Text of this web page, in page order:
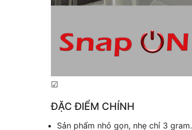
☑
ĐẶC ĐIỂM CHÍNH
Sản phẩm nhỏ gọn, nhẹ chỉ 3 gram.